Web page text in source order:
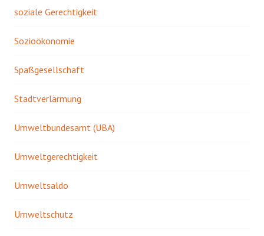
soziale Gerechtigkeit
Sozioökonomie
Spaßgesellschaft
Stadtverlärmung
Umweltbundesamt (UBA)
Umweltgerechtigkeit
Umweltsaldo
Umweltschutz